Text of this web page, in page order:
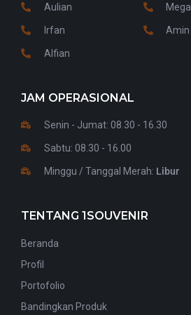
Aulian
Irfan
Alfian
Mega
Amin
JAM OPERASIONAL
Senin - Jumat: 08.30 - 16.30
Sabtu: 08.30 - 16.00
Minggu / Tanggal Merah: Libur
TENTANG 1SOUVENIR
Beranda
Profil
Portofolio
Bandingkan Produk